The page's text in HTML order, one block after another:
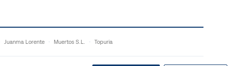
Juanma Lorente Muertos S.L. Topuria